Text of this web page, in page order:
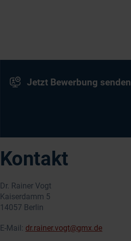
Jetzt Bewerbung senden
Kontakt
Dr. Rainer Vogt
Kaiserdamm 5
14057 Berlin
E-Mail: dr.rainer.vogt@gmx.de